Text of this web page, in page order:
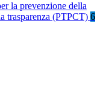
la prevenzione della
trasparenza (PTPCT) 6